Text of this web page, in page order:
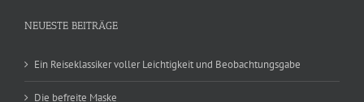
NEUESTE BEITRÄGE
Ein Reiseklassiker voller Leichtigkeit und Beobachtungsgabe
Die befreite Maske